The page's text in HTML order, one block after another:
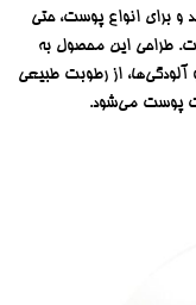
و برای انواع پوست، حتی
طراحی این محصول به
از رطوبت طبیعی
پوست می‌شود.